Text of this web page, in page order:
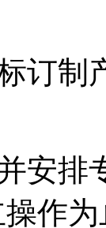
订制
安排
作为